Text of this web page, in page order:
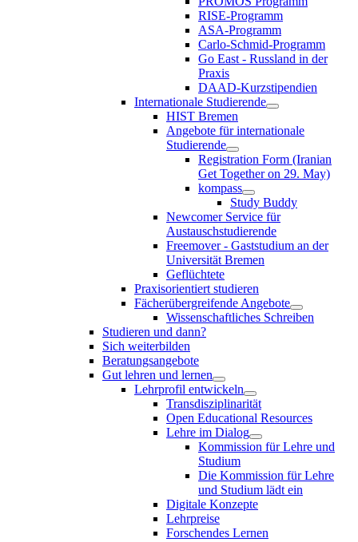
RISE-Programm
ASA-Programm
Carlo-Schmid-Programm
Go East - Russland in der
Praxis
DAAD-Kurzstipendien
Internationale Studierende
HIST Bremen
Angebote für internationale
Studierende
Registration Form (Iranian
Get Together on 29. May)
kompass
Study Buddy
Newcomer Service für
Austauschstudierende
Freemover - Gaststudium an der
Universität Bremen
Geflüchtete
Praxisorientiert studieren
Fächerübergreifende Angebote
Wissenschaftliches Schreiben
Studieren und dann?
Sich weiterbilden
Beratungsangebote
Gut lehren und lernen
Lehrprofil entwickeln
Transdisziplinarität
Open Educational Resources
Lehre im Dialog
Kommission für Lehre und
Studium
Die Kommission für Lehre
und Studium lädt ein
Digitale Konzepte
Lehrpreise
Forschendes Lernen